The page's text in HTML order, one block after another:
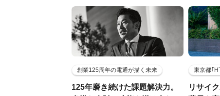
創業125周年の電通が描く未来
125年磨き続けた課題解決力。
東京都｢
リサイ